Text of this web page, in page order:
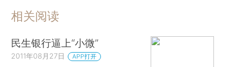
相关阅读
民生银行逼上“小微”
2011年08月27日 APP打开